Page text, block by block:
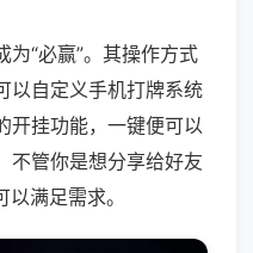
“必赢”。其操作方式
以自定义手机打牌系统
开挂功能，一键便可以
不管你是想分享给好友
满足需求。